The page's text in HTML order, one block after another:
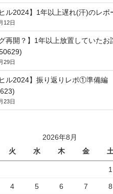
ヒル2024】1年以上遅れ(汗)のレポ
12日
グ再開？】1年以上放置していたお
29日
ヒル2024】振り返りレポ①準備編
23日
2026年8月
火 水 木 金 土
1
4 5 6 7 8